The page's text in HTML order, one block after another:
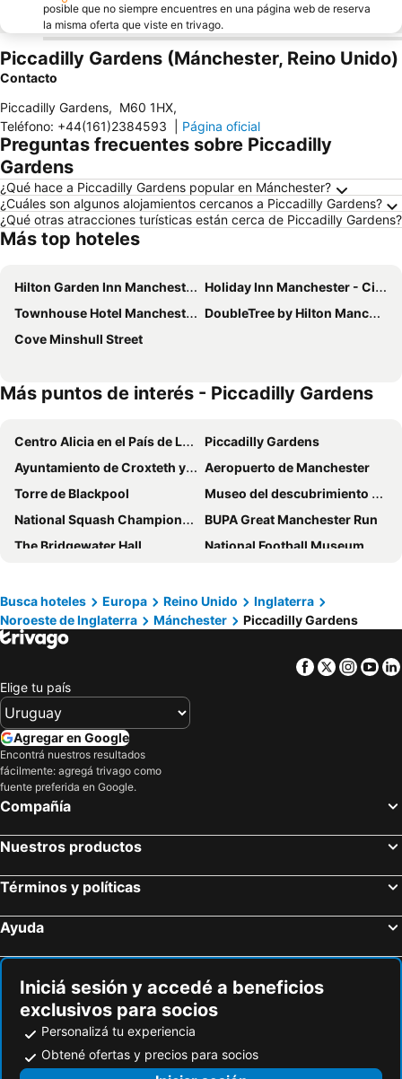
posible que no siempre encuentres en una página web de reserva
la misma oferta que viste en trivago.
Piccadilly Gardens (Mánchester, Reino Unido)
Contacto
Piccadilly Gardens, M60 1HX,
Teléfono: +44(161)2384593 Página oficial
Preguntas frecuentes sobre Piccadilly
Gardens
¿Qué hace a Piccadilly Gardens popular en Mánchester?
¿Cuáles son algunos alojamientos cercanos a Piccadilly Gardens?
¿Qué otras atracciones turísticas están cerca de Piccadilly Gardens?
Más top hoteles
Hilton Garden Inn Manchester Emirates Old Trafford
Holiday Inn Manchester - City Centre By Ihg
Townhouse Hotel Manchester
DoubleTree by Hilton Manchester - Piccadilly
Cove Minshull Street
Más puntos de interés - Piccadilly Gardens
Centro Alicia en el País de Las Maravillas
Piccadilly Gardens
Ayuntamiento de Croxteth y parque
Aeropuerto de Manchester
Torre de Blackpool
Museo del descubrimiento de los lagos
National Squash Championships
BUPA Great Manchester Run
The Bridgewater Hall
National Football Museum
The Manchester Bike Show
Cross Street Church Unitarian
Great Northern Contemporary Craft Fair
Northern Quarter
Chorlton on Medlock
Galería de Arte de Manchester
Manchester Canal Street
Manchester Piccadilly
Royal Exchange Theatre
The National Wedding Show
Vauxhall
St John's Church
Farfield Mill Arts and Heritage Centre
York Dungeon
Ponds Forge International Sports Centre
Robin Hood's Bay
Busca hoteles Europa Reino Unido
Inglaterra
Noroeste de Inglaterra
Mánchester Piccadilly Gardens
Facebook
Twitter
Elige tu país
Agregar en Google
Encontrá nuestros resultados
fácilmente: agregá trivago como
fuente preferida en Google.
Compañía
Nuestros productos
Términos y políticas
Ayuda
Iniciá sesión y accedé a beneficios
exclusivos para socios
Personalizá tu experiencia
Obtené ofertas y precios para socios